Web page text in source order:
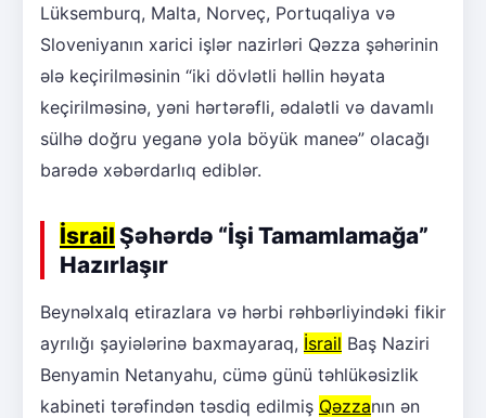
Lüksemburq, Malta, Norveç, Portuqaliya və
Sloveniyanın xarici işlər nazirləri Qəzza şəhərinin
ələ keçirilməsinin “iki dövlətli həllin həyata
keçirilməsinə, yəni hərtərəfli, ədalətli və davamlı
sülhə doğru yeganə yola böyük maneə” olacağı
barədə xəbərdarlıq ediblər.
İsrail Şəhərdə “İşi Tamamlamağa”
Hazırlaşır
Beynəlxalq etirazlara və hərbi rəhbərliyindəki fikir
ayrılığı şayiələrinə baxmayaraq, İsrail Baş Naziri
Benyamin Netanyahu, cümə günü təhlükəsizlik
kabineti tərəfindən təsdiq edilmiş Qəzzanın ən